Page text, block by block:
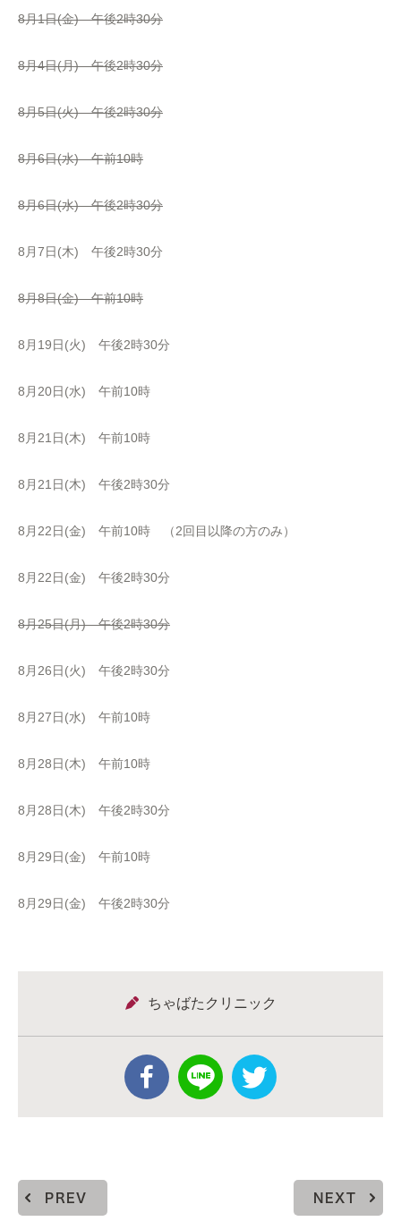
8月1日(金) 午後2時30分
8月4日(月) 午後2時30分
8月5日(火) 午後2時30分
8月6日(水) 午前10時
8月6日(水) 午後2時30分
8月7日(木) 午後2時30分
8月8日(金) 午前10時
8月19日(火) 午後2時30分
8月20日(水) 午前10時
8月21日(木) 午前10時
8月21日(木) 午後2時30分
8月22日(金) 午前10時 （2回目以降の方のみ）
8月22日(金) 午後2時30分
8月25日(月) 午後2時30分
8月26日(火) 午後2時30分
8月27日(水) 午前10時
8月28日(木) 午前10時
8月28日(木) 午後2時30分
8月29日(金) 午前10時
8月29日(金) 午後2時30分
ちゃばたクリニック
PREV NEXT